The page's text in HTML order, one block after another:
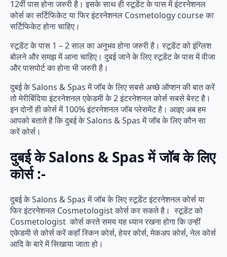
12वीं पास होना जरुरी है। इसके साथ ही स्टूडेंट के पास में इंटरनेशनल
कोर्स का सर्टिफिकेट या फिर इंटरनेशनल Cosmetology course का
सर्टिफिकेट होना चाहिए।
स्टूडेंट के पास 1 – 2 साल का अनुभव होना जरुरी है। स्टूडेंट को इंग्लिश
बोलने और समझ में आना चाहिए। दुबई जाने के लिए स्टूडेंट के पास में वीजा
और पासपोर्ट का होना भी जरुरी है।
दुबई के Salons & Spas में जॉब के लिए सबसे अच्छे ऑप्शन की बात करें
तो मेरीबिंदिया इंटरनेशनल एकेडमी के 2 इंटरनेशनल कोर्स सबसे बेस्ट है।
इन दोनों ही कोर्स में 100% इंटरनेशनल जॉब प्लेसमेंट है। आइए अब हम
आपको बताते है कि दुबई के Salons & Spas में जॉब के लिए कौन सा
करें कोर्स।
दुबई के Salons & Spas में जॉब के लिए
कोर्स :-
दुबई के Salons & Spas में जॉब के लिए स्टूडेंट इंटरनेशनल कोर्स या
फिर इंटरनेशनल Cosmetologist कोर्स कर सकते है। स्टूडेंट को
Cosmetologist कोर्स करते समय यह ध्यान रखना होगा कि उन्हीं
एकेडमी से कोर्स करें कहाँ स्किन कोर्स, हेयर कोर्स, मेकअप कोर्स, नेल कोर्स
आदि के बारे में सिखाया जाता हो।